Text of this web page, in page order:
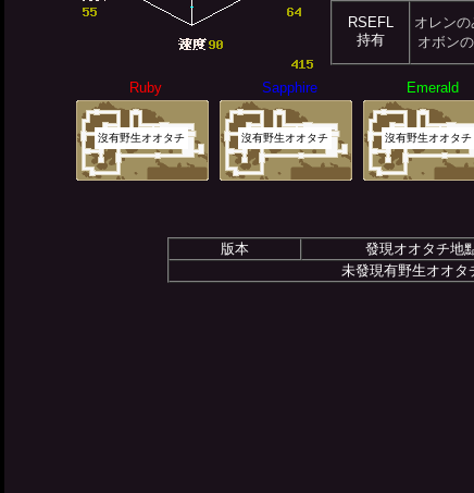
RSEFL
持有
オレンの
オボン
Ruby
Sapphire Emerald
沒有野生オオタチ 沒有野生オオタチ 沒有野生オオタチ
版本 發現オオタチ地
未發現有野生オオタ